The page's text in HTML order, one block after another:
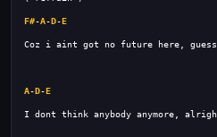
F#-A-D-E
A-D-E